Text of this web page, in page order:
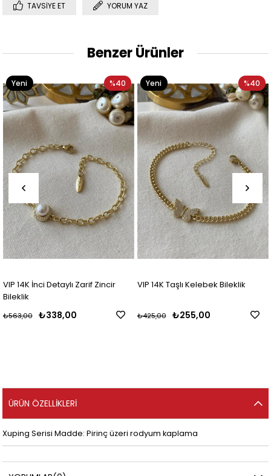
TAVSIYE ET YORUM YAZ
Benzer Ürünler
14K İnci Detaylı Zarif Zincir
₺338,00
%40
Yeni
Ürün
VIP 14K Taşlı Kelebek Bileklik
₺255,00
₺425,00
%40
Yeni
Ürün
ÜRÜN ÖZELLIKLERI
Xuping Serisi Madde: Pirinç üzeri rodyum kaplama